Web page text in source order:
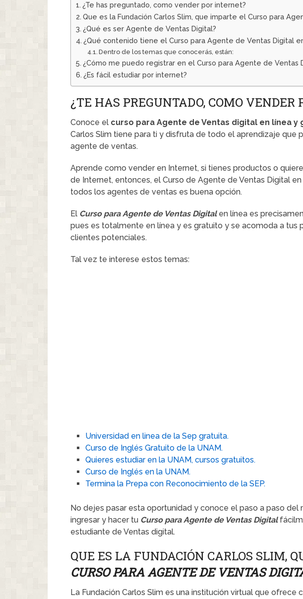
¿Te has preguntado, como vender por internet?
Que es la Fundación Carlos Slim, que imparte el Curso para
¿Qué es ser Agente de Ventas Digital?
¿Qué contenido tiene el Curso para Agente de Ventas Digital
Dentro de los temas que conocerás, están:
¿Cómo me puedo registrar en el Curso para Agente de Ventas
¿Es fácil estudiar por internet?
¿TE HAS PREGUNTADO, COMO VENDER
Conoce el curso para Agente de Ventas digital en línea y
Carlos Slim tiene para ti y disfruta de todo el aprendizaje que
agente de ventas.
Aprende como vender en Internet, si tienes productos o
de Internet, entonces, el Curso de Agente de Ventas Digital en
todos los agentes de ventas es buena opción.
El Curso para Agente de Ventas Digitalen línea es
pues es totalmente en línea y es gratuito y se acomoda a tus
clientes potenciales.
Tal vez te interese estos temas:
Universidad en linea de la Sep gratuita.
Curso de Inglés Gratuito de la UNAM.
Quieres estudiar en la UNAM, cursos gratuitos.
Curso de Inglés en la UNAM.
Termina la Prepa con Reconocimiento de la SEP.
No dejes pasar esta oportunidad y conoce el paso a paso del
ingresar y hacer tu Curso para Agente de Ventas Digital
estudiante de Ventas digital.
QUE ES LA FUNDACIÓN CARLOS SLIM,
CURSO PARA AGENTE DE VENTAS
La Fundación Carlos Slim es una institución virtual que ofrece